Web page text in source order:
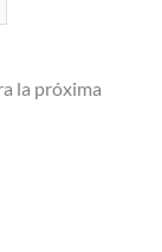
la próxima